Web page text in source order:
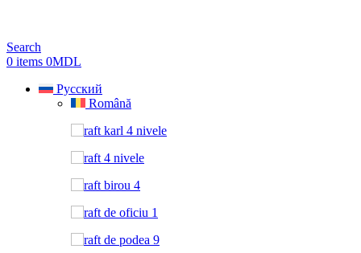
Search
0 items 0MDL
Русский
Română